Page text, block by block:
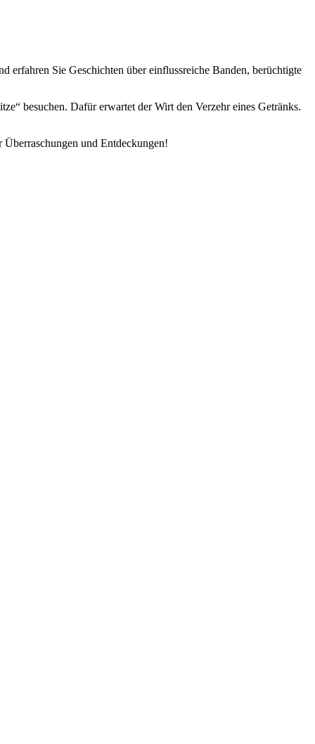
erfahren Sie Geschichten über einflussreiche Banden, berüchtigte
besuchen. Dafür erwartet der Wirt den Verzehr eines Getränks.
und Entdeckungen!